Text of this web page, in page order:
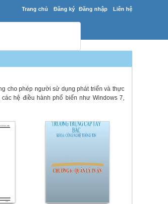
Trang chủ Đăng ký Đăng nhập Liên hệ
cho phép người sử dụng phát triển và thực
hệ điều hành phổ biến như Windows 7,